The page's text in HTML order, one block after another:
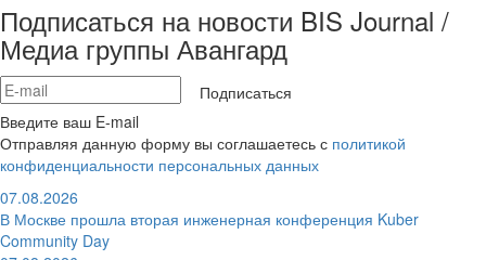
Подписаться на новости BIS Journal /
Медиа группы Авангард
Подписаться
Введите ваш E-mail
Отправляя данную форму вы соглашаетесь с политикой
конфиденциальности персональных данных
07.08.2026
В Москве прошла вторая инженерная конференция Kuber
Community Day